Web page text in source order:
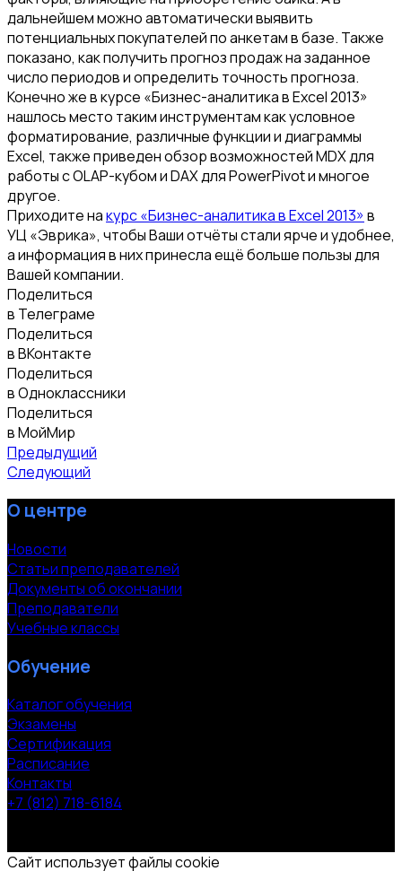
дальнейшем можно автоматически выявить
потенциальных покупателей по анкетам в базе. Также
показано, как получить прогноз продаж на заданное
число периодов и определить точность прогноза.
Конечно же в курсе «Бизнес-аналитика в Excel 2013»
нашлось место таким инструментам как условное
форматирование, различные функции и диаграммы
Excel, также приведен обзор возможностей MDX для
работы с OLAP-кубом и DAX для PowerPivot и многое
другое.
Приходите накурс «Бизнес-аналитика в Excel 2013»в
УЦ «Эврика», чтобы Ваши отчёты стали ярче и удобнее,
а информация в них принесла ещё больше пользы для
Вашей компании.
Поделиться
в Телеграме
Поделиться
в ВКонтакте
Поделиться
в Одноклассники
Поделиться
в МойМир
Предыдущий
Следующий
О центре
Новости
Статьи преподавателей
Документы об окончании
Преподаватели
Учебные классы
Обучение
Каталог обучения
Экзамены
Сертификация
Расписание
Контакты
+7 (812) 718-6184
Сайт использует файлы cookie